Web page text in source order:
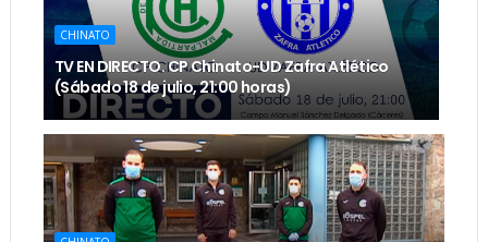
CHINATO
TV EN DIRECTO. CP Chinato-UD Zafra Atlético
(Sábado 18 de julio, 21:00 horas)